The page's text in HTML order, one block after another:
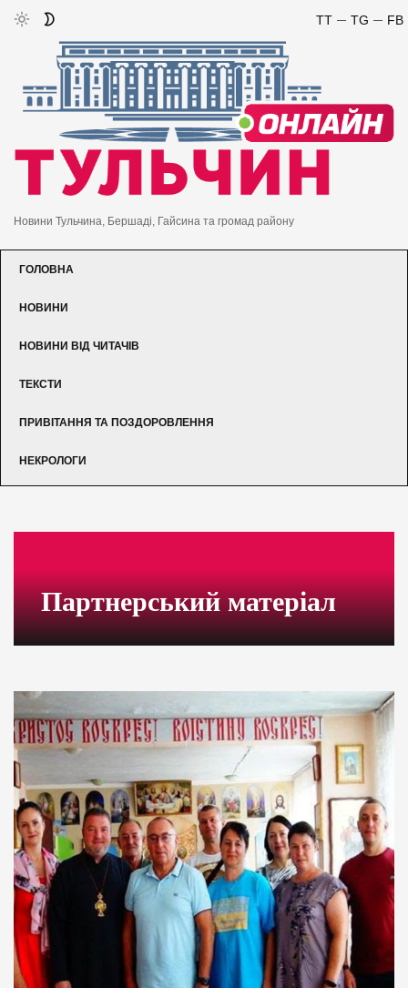
FB
TG
TT
Новини Тульчина, Бершаді, Гайсина та громад району
ГОЛОВНА
НОВИНИ
НОВИНИ ВІД ЧИТАЧІВ
ТЕКСТИ
ПРИВІТАННЯ ТА ПОЗДОРОВЛЕННЯ
НЕКРОЛОГИ
Партнерський матеріал